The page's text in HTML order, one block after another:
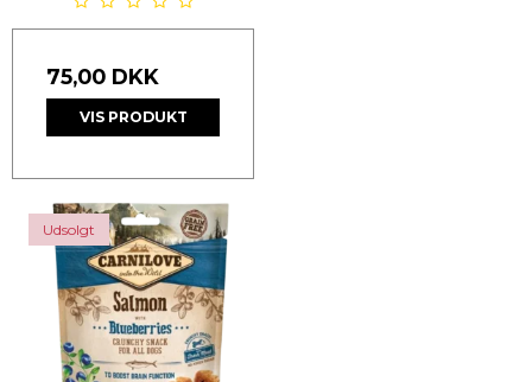
75,00 DKK
VIS PRODUKT
Udsolgt